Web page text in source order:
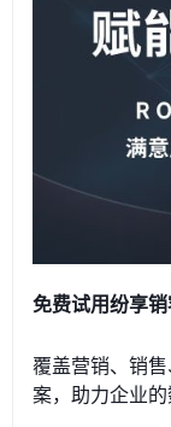
免费试用纷享
覆盖营销、销
案，助力企业的